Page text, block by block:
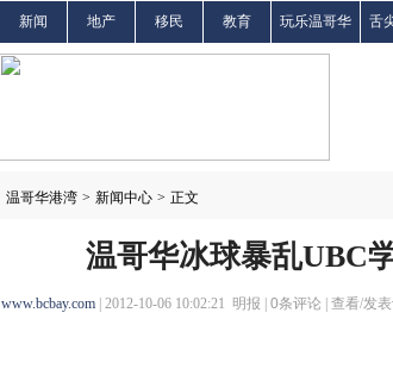
新闻 地产 移民 教育 玩乐温哥华 舌
温哥华港湾 > 新闻中心 > 正文
温哥华冰球暴乱UBC
www.bcbay.com | 2012-10-06 10:02:21 明报 | 0条评论 | 查看/发